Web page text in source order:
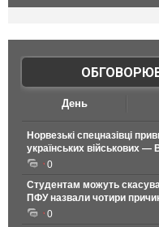
День
Норвезькі спецназівці
українських військових —
0
Студентам можуть
ПФУ назвали чотири
0